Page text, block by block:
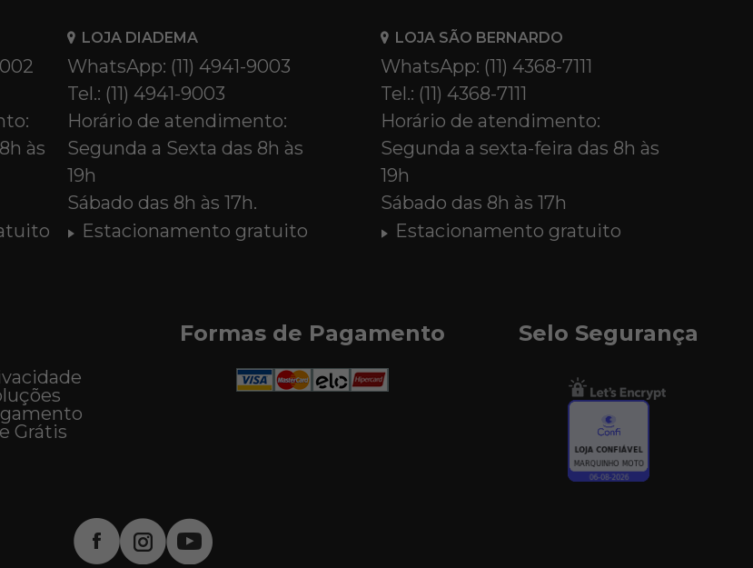
às
LOJA DIADEMA
WhatsApp: (11) 4941-9003
Tel.: (11) 4941-9003
Horário de atendimento:
Segunda a Sexta das 8h às
19h
Sábado das 8h às 17h.
Estacionamento gratuito
LOJA SÃO BERNARDO
WhatsApp: (11) 4368-7111
Tel.: (11) 4368-7111
Horário de atendimento:
Segunda a sexta-feira das 8h às
19h
Sábado das 8h às 17h
Estacionamento gratuito
Grátis
Formas de Pagamento Selo Segurança